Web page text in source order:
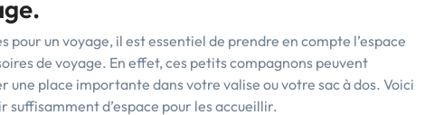
pour un voyage, il est essentiel de prendre en compte l’espace
de voyage. En effet, ces petits compagnons peuvent
une place importante dans votre valise ou votre sac à dos. Voici
d’espace pour les accueillir.